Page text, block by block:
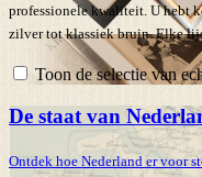
professionele kwaliteit. U hebt
zilver tot klassiek bruin. Elke
Toon de selectie van
De staat van
Ontdek hoe Nederland er voor